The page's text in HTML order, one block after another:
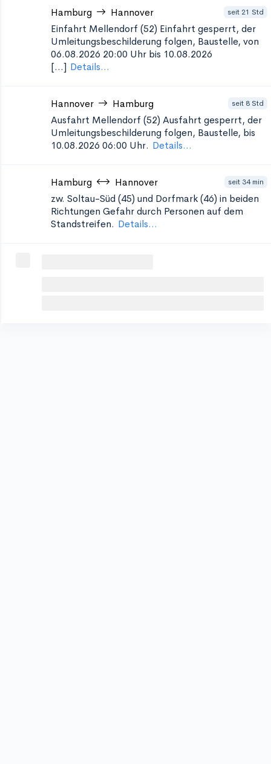
Hamburg Hannover seit 21 Std
Einfahrt Mellendorf (52) Einfahrt gesperrt, der
Umleitungsbeschilderung folgen, Baustelle, von
06.08.2026 20:00 Uhr bis 10.08.2026
[...] Details...
Hannover Hamburg seit 8 Std
Ausfahrt Mellendorf (52) Ausfahrt gesperrt, der
Umleitungsbeschilderung folgen, Baustelle, bis
10.08.2026 06:00 Uhr. Details...
Hamburg Hannover seit 34 min
zw. Soltau-Süd (45) und Dorfmark (46) in beiden
Richtungen Gefahr durch Personen auf dem
Standstreifen. Details...